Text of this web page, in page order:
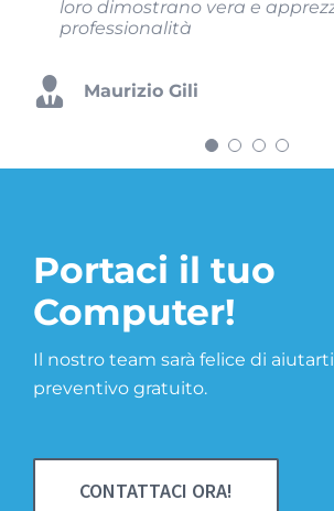
loro dimostrano vera e
professionalità
Maurizio Gili
Sono i nostri fornitori di
informatiche per il nostro
possono offrire.
Andrea Tarricone
sono soddisfatto
Portaci il tuo
Computer!
Il nostro team sarà felice di
preventivo gratuito.
CONTATTACI ORA!